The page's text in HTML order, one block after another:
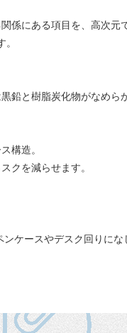
係にある項目を、高次元
鉛と樹脂炭化物がなめ
構造。
クを減らせます。
ケースやデスク回りにな